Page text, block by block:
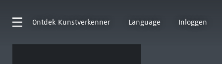
Ontdek Kunstverkenner Language Inloggen